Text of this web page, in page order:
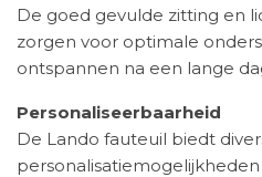
De goed gevulde zitting en
zorgen voor optimale
ontspannen na een lange
Personaliseerbaarheid
De Lando fauteuil biedt